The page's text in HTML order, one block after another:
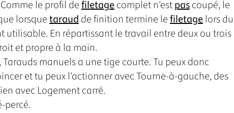
le profil defiletagecomplet n'estpascoupé, le
lorsquetaraudde finition termine lefiletagelors du
utilisable. En répartissant le travail entre deux ou trois
et propre à la main.
manuels a une tige courte. Tu peux donc
et tu peux l'actionner avec Tourne-à-gauche, des
avec Logement carré.
percé.